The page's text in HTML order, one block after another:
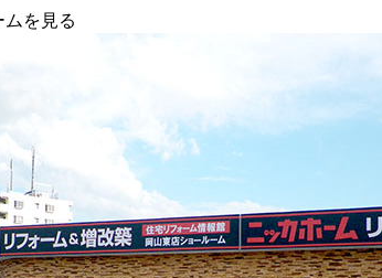
ムを見る